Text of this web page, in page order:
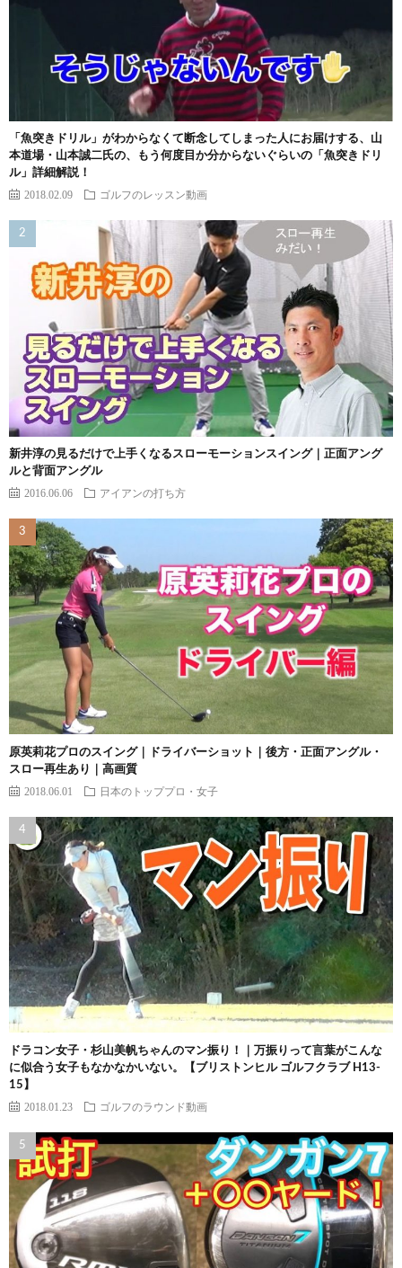
「魚突きドリル」がわからなくて断念してしまった人にお届けする、山
本道場・山本誠二氏の、もう何度目か分からないぐらいの「魚突きドリ
ル」詳細解説！
2018.02.09 ゴルフのレッスン動画
新井淳の見るだけで上手くなるスローモーションスイング｜正面アング
ルと背面アングル
2016.06.06 アイアンの打ち方
原英莉花プロのスイング｜ドライバーショット｜後方・正面アングル・
スロー再生あり｜高画質
2018.06.01 日本のトッププロ・女子
ドラコン女子・杉山美帆ちゃんのマン振り！｜万振りって言葉がこんな
に似合う女子もなかなかいない。【ブリストンヒル ゴルフクラブ H13-
15】
2018.01.23 ゴルフのラウンド動画